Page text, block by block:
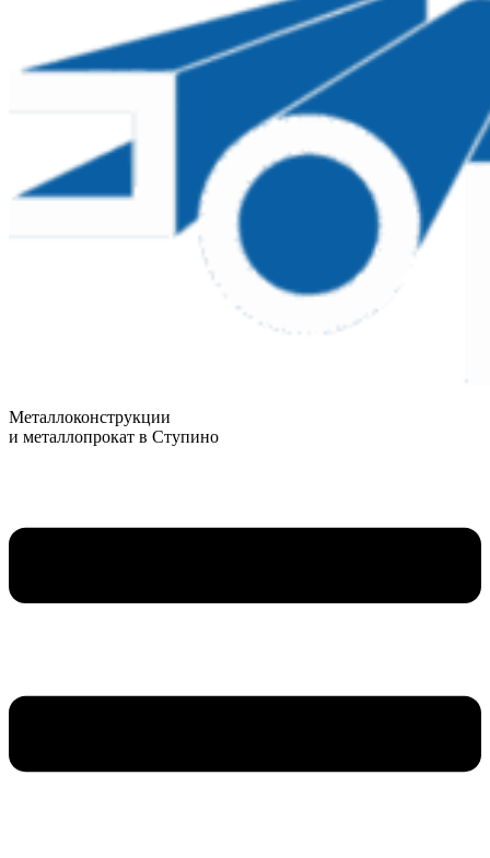
Металлоконструкции
и металлопрокат в Ступино